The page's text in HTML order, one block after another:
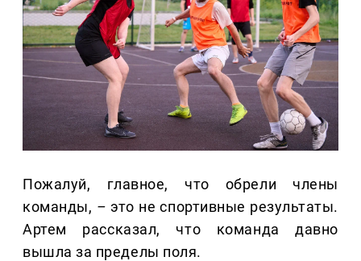
Пожалуй, главное, что обрели члены
команды, – это не спортивные результаты.
Артем рассказал, что команда давно
вышла за пределы поля.